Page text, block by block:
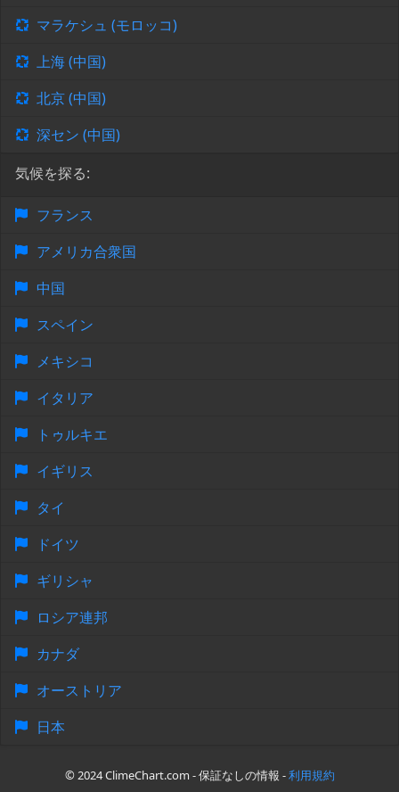
マラケシュ (モロッコ)
上海 (中国)
北京 (中国)
深セン (中国)
気候を探る:
フランス
アメリカ合衆国
中国
スペイン
メキシコ
イタリア
トゥルキエ
イギリス
タイ
ドイツ
ギリシャ
ロシア連邦
カナダ
オーストリア
日本
© 2024 ClimeChart.com - 保証なしの情報 -利用規約